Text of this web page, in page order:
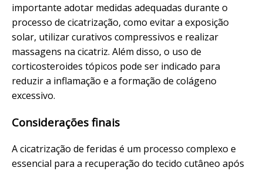
importante adotar medidas adequadas durante o
processo de cicatrização, como evitar a exposição
solar, utilizar curativos compressivos e realizar
massagens na cicatriz. Além disso, o uso de
corticosteroides tópicos pode ser indicado para
reduzir a inflamação e a formação de colágeno
excessivo.
Considerações finais
A cicatrização de feridas é um processo complexo e
essencial para a recuperação do tecido cutâneo após